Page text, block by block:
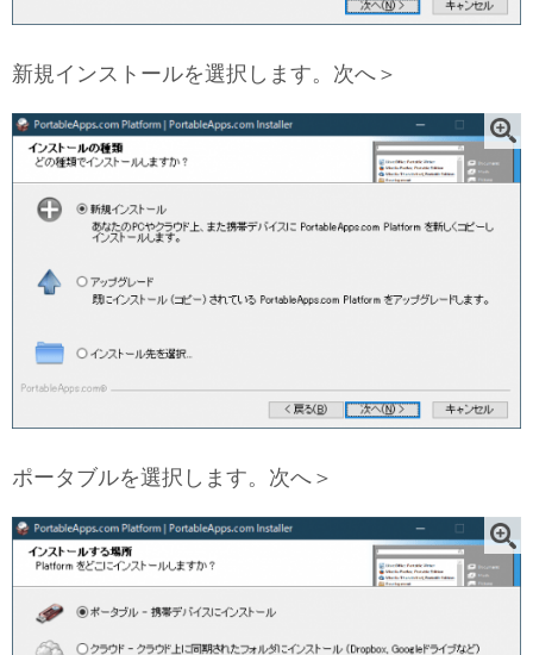
新規インストールを選択します。次へ＞
ポータブルを選択します。次へ＞